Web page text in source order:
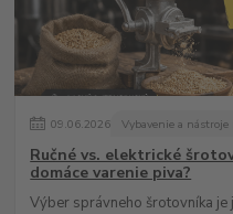
09.06.2026 Vybavenie a nástroje
Ručné vs. elektrické
domáce varenie piva?
Výber správneho šrotovníka